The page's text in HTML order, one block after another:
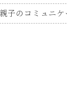
子のコミュニケ